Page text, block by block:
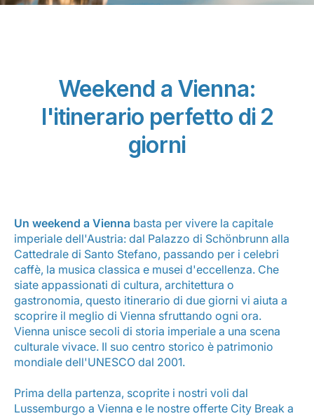
Gruppo Luxair
Opportunità di lavoro con Luxair
Weekend a Vienna:
l'itinerario perfetto di 2
giorni
Un weekend a Vienna basta per vivere la capitale
imperiale dell'Austria: dal Palazzo di Schönbrunn alla
Cattedrale di Santo Stefano, passando per i celebri
caffè, la musica classica e musei d'eccellenza. Che
siate appassionati di cultura, architettura o
gastronomia, questo itinerario di due giorni vi aiuta a
scoprire il meglio di Vienna sfruttando ogni ora.
Vienna unisce secoli di storia imperiale a una scena
culturale vivace. Il suo centro storico è patrimonio
mondiale dell'UNESCO dal 2001.
Prima della partenza, scoprite i nostri voli dal
Lussemburgo a Vienna e le nostre offerte City Break a